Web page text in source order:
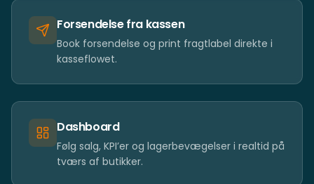
Forsendelse fra kassen
Book forsendelse og print fragtlabel direkte i
kasseflowet.
Dashboard
Følg salg, KPI’er og lagerbevægelser i realtid på
tværs af butikker.